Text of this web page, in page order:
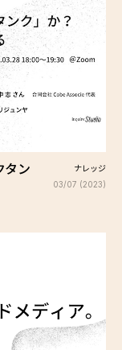
タン
ナレッジ
03/07 (2023)